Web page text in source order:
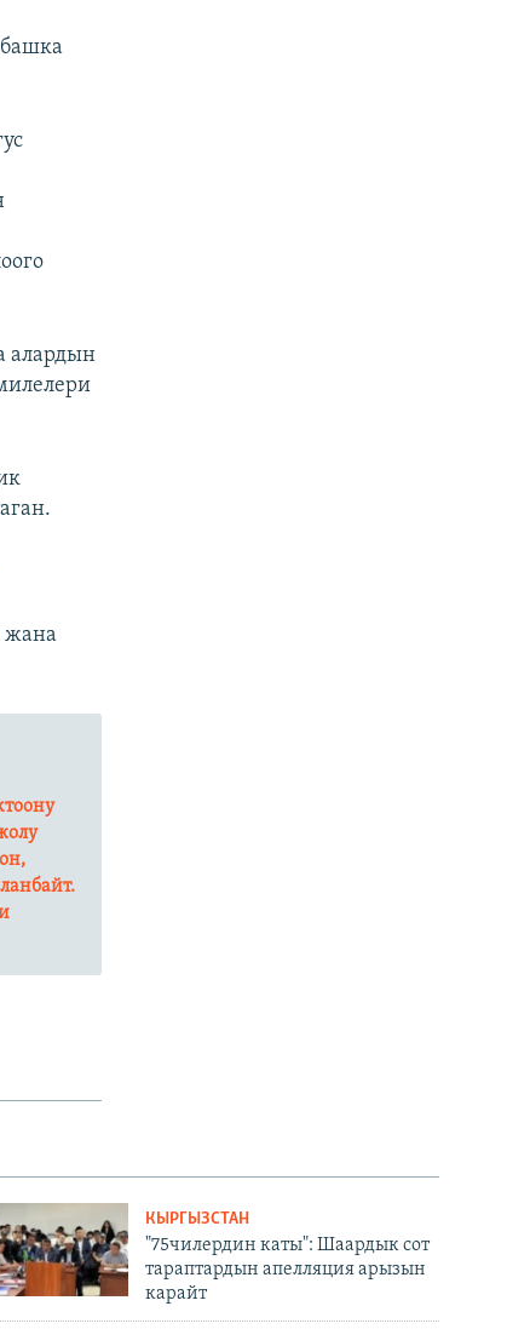
алардын
жана
КЫРГЫЗСТАН
"75чилердин каты": Шаардык сот
тараптардын апелляция арызын
карайт